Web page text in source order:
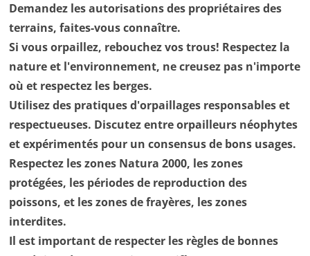
Demandez les autorisations des propriétaires des
terrains, faites-vous connaître.
Si vous orpaillez, rebouchez vos trous! Respectez la
nature et l'environnement, ne creusez pas n'importe
où et respectez les berges.
Utilisez des pratiques d'orpaillages responsables et
respectueuses. Discutez entre orpailleurs néophytes
et expérimentés pour un consensus de bons usages.
Respectez les zones Natura 2000, les zones
protégées, les périodes de reproduction des
poissons, et les zones de frayères, les zones
interdites.
Il est important de respecter les règles de bonnes